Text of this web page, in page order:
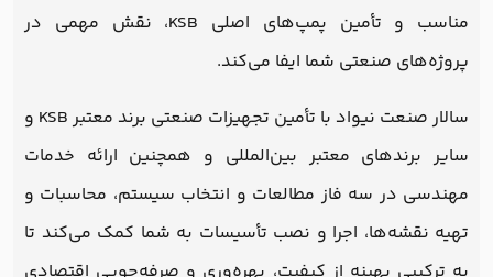
مناسب و تأمین پمپ‌های اصلی KSB، نقش مهمی در
پروژه‌های صنعتی شما ایفا می‌کند.
سالار صنعت نیواد با تأمین تجهیزات صنعتی برند معتبر KSB و
سایر برندهای معتبر بین‌المللی و همچنین ارائه خدمات
مهندسی در سه فاز مطالعات و انتخاب سیستم، محاسبات و
تهیه نقشه‌ها، اجرا و نصب تأسیسات به شما کمک می‌کند تا